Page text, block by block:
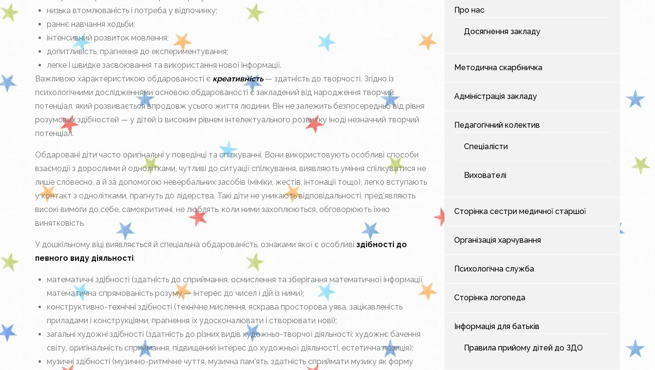
низька втомлюваність і потреба у відпочинку;
раннє навчання ходьби;
інтенсивний розвиток мовлення;
допитливість, прагнення до експериментування;
легке і швидке засвоювання та використання нової інфор­мації.
Важливою характеристикою обдарованості є креативність— здатність до творчості. Згідно із
психологічними дослі­дженнями основою обдарованості є закладений від народження творчий
потенціал, який розвивається впродовж усього життя людини. Він не залежить безпосередньо від рівня
розумових здіб­ностей — у дітей із високим рівнем інтелектуального розвитку іноді незначний творчий
потенціал.
Обдаровані діти часто оригінальні у поведінці та спілкуванні. Вони використовують особливі способи
взаємодії з дорослими й однолітками, чутливі до ситуації спілкування, виявляють уміння спілкуватися не
лише словесно, а й за допомогою невербальних засобів (міміки, жестів, інтонації тощо), легко вступають
у кон­такт з однолітками, прагнуть до лідерства. Такі діти не уникають відповідальності, пред’являють
високі вимоги до себе, самокри­тичні, не люблять, коли ними захоплюються, обговорюють їхню
винятковість.
У дошкільному віці виявляється й спеціальна обдарованість, ознаками якої є особливі здібності до
певного виду діяль­ності:
математичні здібності (здатність до сприймання, осмислен­ня та зберігання математичної інформації,
математична спрямо­ваність розуму — інтерес до чисел і дій із ними);
конструктивно-технічні здібності (технічне мислення, яскра­ва просторова уява, зацікавленість
приладами і конструкціями, прагнення їх удосконалювати і створювати нові);
загальні художні здібності (здатність до різних видів худож­ньо-творчої діяльності: художнє бачення
світу, оригінальність сприймання, підвищений інтерес до художньої діяльності, есте­тична позиція);
музичні здібності (музично-ритмічне чуття, музична пам’ять, здатність сприймати музику як форму
Про нас
Досягнення закладу
Методична скарбничка
Адміністрація закладу
Педагогічний колектив
Спеціалісти
Вихователі
Сторінка сестри медичної старшої
Організація харчування
Психологічна служба
Сторінка логопеда
Інформація для батьків
Правила прийому дітей до ЗДО